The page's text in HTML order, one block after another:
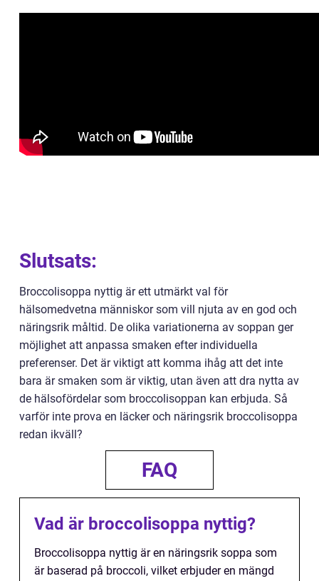
Slutsats:
Broccolisoppa nyttig är ett utmärkt val för
hälsomedvetna människor som vill njuta av en god och
näringsrik måltid. De olika variationerna av soppan ger
möjlighet att anpassa smaken efter individuella
preferenser. Det är viktigt att komma ihåg att det inte
bara är smaken som är viktig, utan även att dra nytta av
de hälsofördelar som broccolisoppan kan erbjuda. Så
varför inte prova en läcker och näringsrik broccolisoppa
redan ikväll?
FAQ
Vad är broccolisoppa nyttig?
Broccolisoppa nyttig är en näringsrik soppa som
är baserad på broccoli, vilket erbjuder en mängd